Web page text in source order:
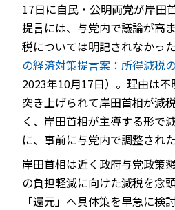
17日に自民・公明両党が岸田
提言には、与党内で議論が高
税については明記されなかっ
の経済対策提言案：所得減税
2023年10月17日）。理由は
突き上げられて岸田首相が減
く、岸田首相が主導する形で
に、事前に与党内で調整され
岸田首相は近く政府与党政策
の負担軽減に向けた減税を念
「還元」へ具体策を早急に検